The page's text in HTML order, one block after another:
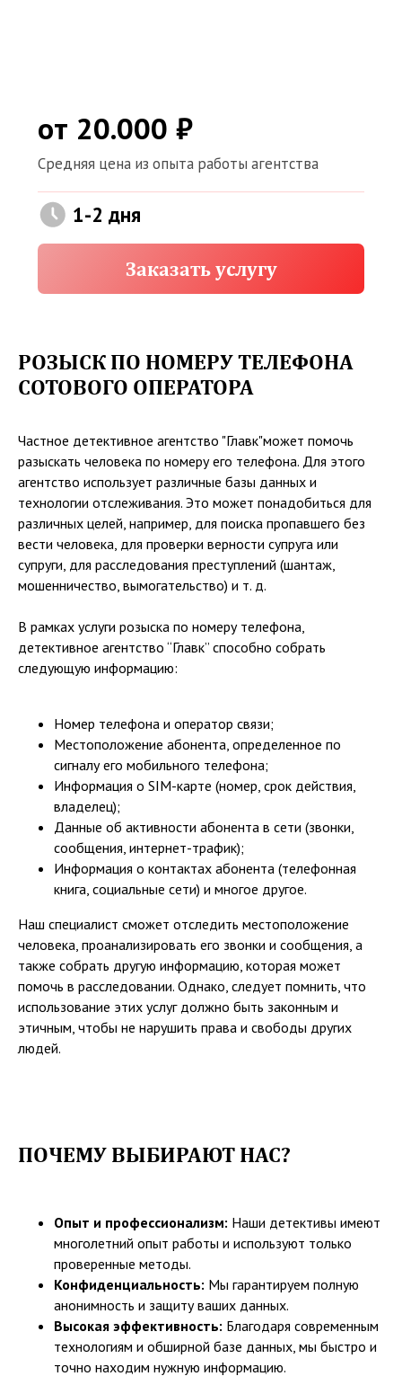
РОЗЫСК ПО НОМЕРУ ТЕЛЕФОНА
СОТОВОГО ОПЕРАТОРА
Частное детективное агентство "Главк"может помочь
разыскать человека по номеру его телефона. Для этого
агентство использует различные базы данных и
технологии отслеживания. Это может понадобиться для
различных целей, например, для поиска пропавшего без
вести человека, для проверки верности супруга или
супруги, для расследования преступлений (шантаж,
мошенничество, вымогательство) и т. д.
В рамках услуги розыска по номеру телефона,
детективное агентство “Главк” способно собрать
следующую информацию:
Номер телефона и оператор связи;
Местоположение абонента, определенное по
сигналу его мобильного телефона;
Информация о SIM-карте (номер, срок действия,
владелец);
Данные об активности абонента в сети (звонки,
сообщения, интернет-трафик);
Информация о контактах абонента (телефонная
книга, социальные сети) и многое другое.
Наш специалист сможет отследить местоположение
человека, проанализировать его звонки и сообщения, а
также собрать другую информацию, которая может
помочь в расследовании. Однако, следует помнить, что
использование этих услуг должно быть законным и
этичным, чтобы не нарушить права и свободы других
людей.
ПОЧЕМУ ВЫБИРАЮТ НАС?
Опыт и профессионализм: Наши детективы имеют
многолетний опыт работы и используют только
проверенные методы.
Конфиденциальность: Мы гарантируем полную
анонимность и защиту ваших данных.
Высокая эффективность: Благодаря современным
технологиям и обширной базе данных, мы быстро и
точно находим нужную информацию.